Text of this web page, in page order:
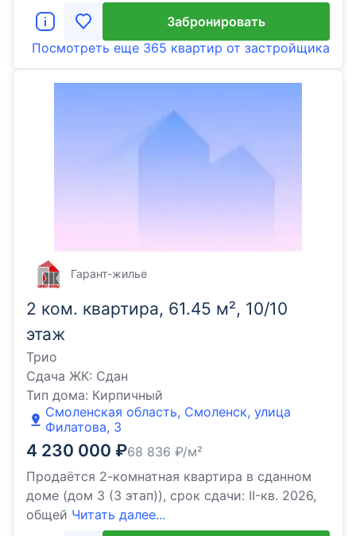
Забронировать
Посмотреть еще 365 квартир от застройщика
2 ком. квартира, 61.45 м², 10/10
этаж
Трио
Сдача ЖК: Сдан
Тип дома: Кирпичный
Смоленская область, Смоленск, улица
Филатова, 3
4 230 000 ₽68 836 ₽/м²
Продаётся 2-комнатная квартира в сданном
доме (дом 3 (3 этап)), срок сдачи: II-кв. 2026,
общей Читать далее...
Гарант-жилье